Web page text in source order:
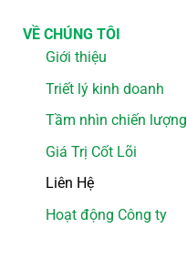
VỀ CHÚNG TÔI
Giới thiệu
Triết lý kinh doanh
Tầm nhìn chiến lượng
Giá Trị Cốt Lõi
Liên Hệ
Hoạt động Công ty